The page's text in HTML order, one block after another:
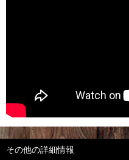
その他の詳細情報